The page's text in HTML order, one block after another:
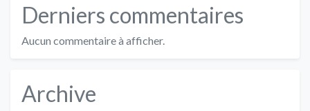
Derniers commentaires
Aucun commentaire à afficher.
Archive